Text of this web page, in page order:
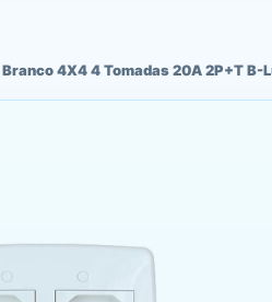
4X4 4 Tomadas 20A 2P+T B-